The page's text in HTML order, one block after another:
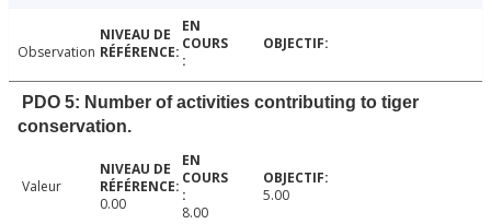
Observation
PDO 5: Number of activities contributing to tiger
conservation.
Valeur
0.00
8.00
5.00